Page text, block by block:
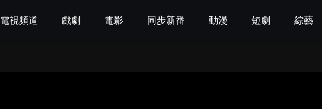
電視頻道 戲劇 電影 同步新番 動漫 短劇 綜藝